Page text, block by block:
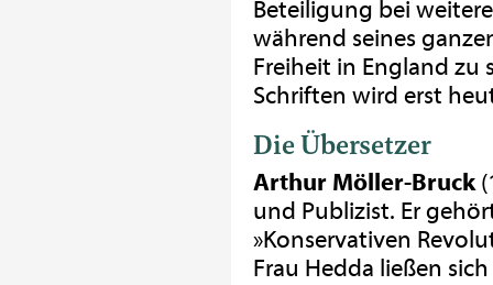
Beteiligung bei
während seines
Freiheit in England zu
Schriften wird erst
Die Übersetzer
Arthur Möller-Bruck
und Publizist. Er
»Konservativen
Frau Hedda ließen